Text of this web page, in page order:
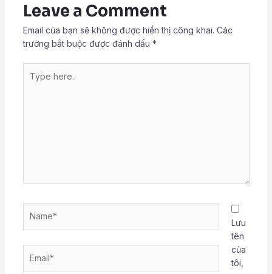
Leave a Comment
Email của bạn sẽ không được hiển thị công khai. Các
trường bắt buộc được đánh dấu *
here..
Lưu
tên
của
tôi,